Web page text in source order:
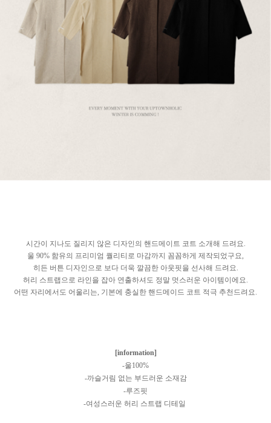
시간이 지나도 질리지 않은 디자인의 핸드메이트 코트 소개해 드려요.
울 90% 함유의 프리미엄 퀄리티로 마감까지 꼼꼼하게 제작되었구요,
히든 버튼 디자인으로 보다 더욱 깔끔한 아웃핏을 선사해 드려요.
허리 스트랩으로 라인을 잡아 연출하셔도 정말 멋스러운 아이템이에요.
어떤 자리에서도 어울리는, 기본에 충실한 핸드메이드 코트 적극 추천드려요.
[information]
-울100%
-까슬거림 없는 부드러운 소재감
-루즈핏
-여성스러운 허리 스트랩 디테일